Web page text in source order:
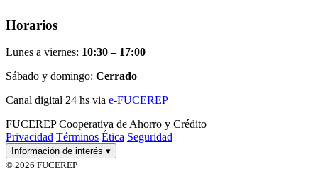
Horarios
Lunes a viernes: 10:30 – 17:00
Sábado y domingo: Cerrado
Canal digital 24 hs via e-FUCEREP
FUCEREP Cooperativa de Ahorro y Crédito
Privacidad Términos Ética Seguridad
Información de interés ▾
© 2026 FUCEREP